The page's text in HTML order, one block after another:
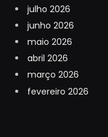
julho 2026
junho 2026
maio 2026
abril 2026
março 2026
fevereiro 2026